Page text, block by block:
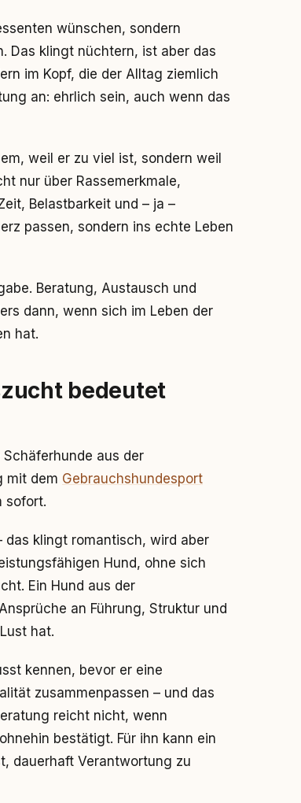
wünschen, sondern
Das klingt nüchtern, ist aber das
im Kopf, die der Alltag ziemlich
an: ehrlich sein, auch wenn das
weil er zu viel ist, sondern weil
nur über Rassemerkmale,
Belastbarkeit und – ja –
passen, sondern ins echte Leben
Beratung, Austausch und
dann, wenn sich im Leben der
hat.
bedeutet
aus der
mit dem Gebrauchshundesport
sofort.
klingt romantisch, wird aber
Hund, ohne sich
Ein Hund aus der
an Führung, Struktur und
hat.
kennen, bevor er eine
zusammenpassen – und das
reicht nicht, wenn
bestätigt. Für ihn kann ein
dauerhaft Verantwortung zu